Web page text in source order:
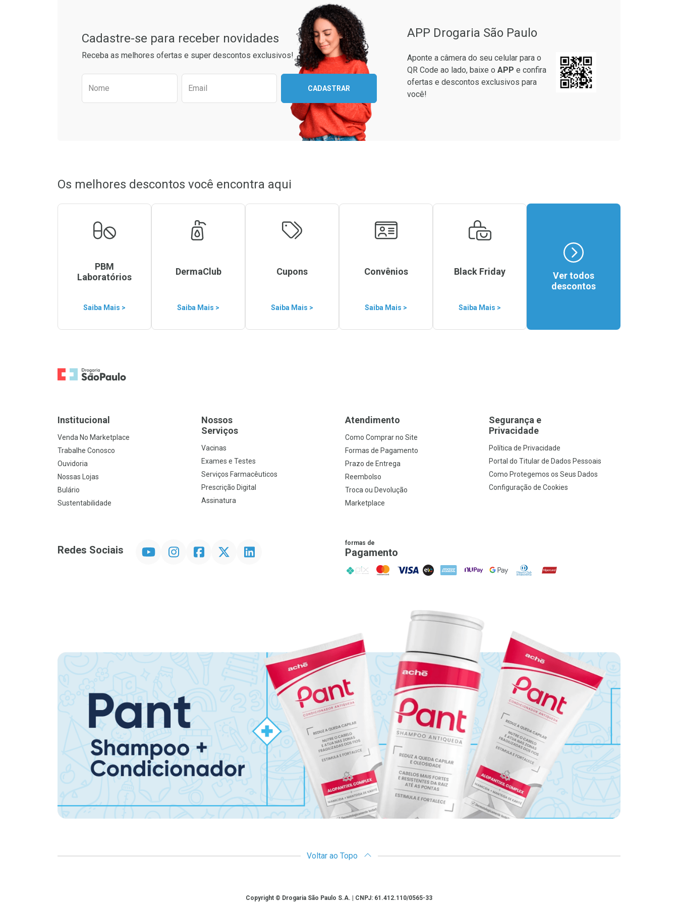
Ativar Desconto
Cadastre-se para receber novidades
Receba as melhores ofertas e super descontos exclusivos!
Preencha o formulário abaixo para receber as melhores ofertas:
Nome Email CADASTRAR
APP Drogaria São Paulo
Aponte a câmera do seu celular para o
QR Code ao lado, baixe o APP e confira
ofertas e descontos exclusivos para
você!
Os melhores descontos você encontra aqui
PBM
Laboratórios
Saiba Mais >
DermaClub
Saiba Mais >
Cupons
Saiba Mais >
Convênios
Saiba Mais >
Black Friday
Saiba Mais >
Ver todos
descontos
Ir para a Home
Institucional
Venda No Marketplace
Trabalhe Conosco
Ouvidoria
Nossas Lojas
Bulário
Sustentabilidade
Nossos
Serviços
Vacinas
Exames e Testes
Serviços Farmacêuticos
Prescrição Digital
Assinatura
Atendimento
Como Comprar no Site
Formas de Pagamento
Prazo de Entrega
Reembolso
Troca ou Devolução
Marketplace
Segurança e
Privacidade
Política de Privacidade
Portal do Titular de Dados Pessoais
Como Protegemos os Seus Dados
Configuração de Cookies
Redes Sociais InstagramFacebookTwitter Linkedin formas de
Pagamento
PIX MasterCard
VISA ELO AMEX NuPay Google PayDiners ClubHipercard
Voltar ao Topo
Copyright © Drogaria São Paulo S.A. | CNPJ: 61.412.110/0565-33